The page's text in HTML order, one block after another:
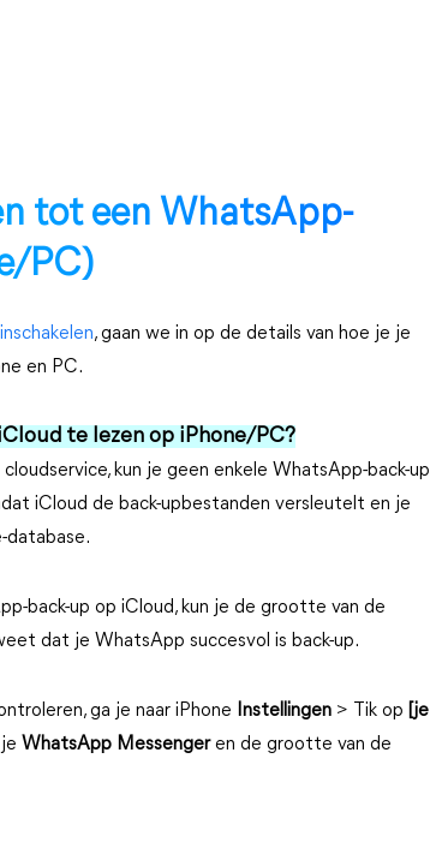
tot een WhatsApp-
PC)
, gaan we in op de details van hoe je je
en PC.
te lezen op iPhone/PC?
kun je geen enkele WhatsApp-back-up
iCloud de back-upbestanden versleutelt en je
database.
back-up op iCloud, kun je de grootte van de
dat je WhatsApp succesvol is back-up.
ga je naar iPhone Instellingen > Tik op
[je
WhatsApp Messengeren de grootte van de